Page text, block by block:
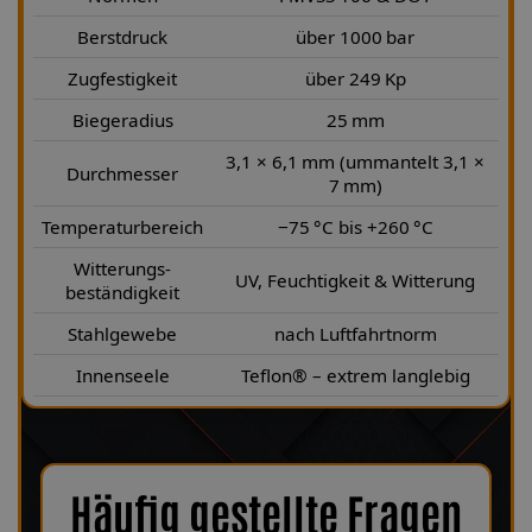
Berstdruck
über 1000 bar
Zugfestigkeit
über 249 Kp
Biegeradius
25 mm
Durchmesser
3,1 × 6,1 mm (ummantelt 3,1 ×
7 mm)
Temperaturbereich
−75 °C bis +260 °C
Witterungs-
beständigkeit
UV, Feuchtigkeit & Witterung
Stahlgewebe
nach Luftfahrtnorm
Innenseele
Teflon® – extrem langlebig
Häufig gestellte Fragen